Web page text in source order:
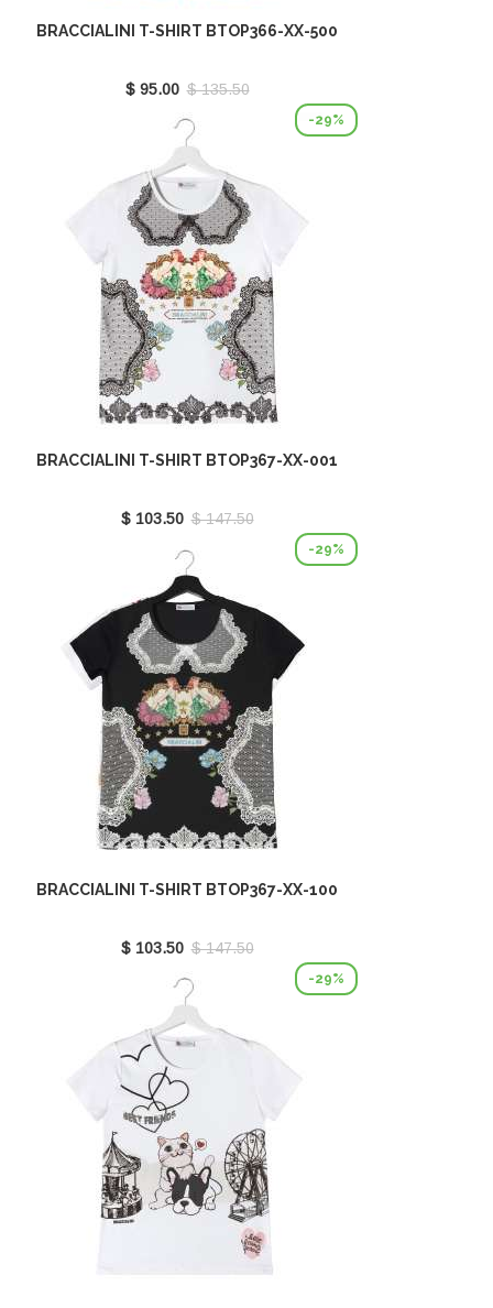
BRACCIALINI T-SHIRT BTOP366-XX-500
$ 95.00 $ 135.50
-29%
BRACCIALINI T-SHIRT BTOP367-XX-001
$ 103.50 $ 147.50
-29%
BRACCIALINI T-SHIRT BTOP367-XX-100
$ 103.50 $ 147.50
-29%